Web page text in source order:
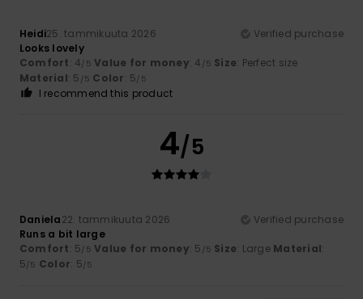
Heidi25. tammikuuta 2026
Verified purchase
Looks lovely
Comfort: 4/5 Value for money: 4 /5 Size: Perfect size
Material: 5 /5 Color: 5/5
I recommend this product
4/5
Daniela22. tammikuuta 2026
Verified purchase
Runs a bit large
Comfort: 5/5 Value for money: 5 /5 Size: Large Material:
5/5 Color: 5/5